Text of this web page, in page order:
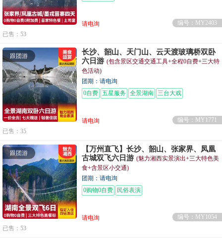
请电询
编号：MY2403
已售：53
跟团游
长沙、韶山、天门山、云天渡玻璃桥双卧
六日游 (包含景区交通交通工具+全程0自费+三大特
色活动)
团期：请电询
0自费 五星服务 全景湖南 三台大戏
请电询
编号：MY1771
已售：35
跟团游
【万州直飞】长沙、韶山、张家界、凤凰
古城双飞六日游 (魅力湘西实景演出+三大特色美
食+含景区小交通)
团期：请电询
0购物0自费
民俗表演
请电询
编号：MY1054
已售：53